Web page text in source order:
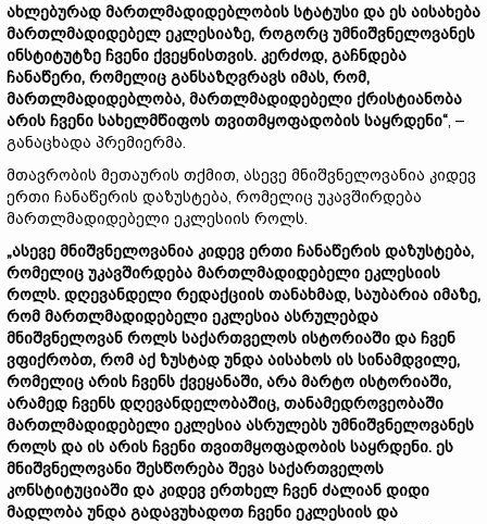
ახლებურად მართლმადიდებლობის სტატუსი და ეს აისახება
მართლმადიდებელ ეკლესიაზე, როგორც უმნიშვნელოვანეს
ინსტიტუტზე ჩვენი ქვეყნისთვის. კერძოდ, გაჩნდება
ჩანაწერი, რომელიც განსაზღვრავს იმას, რომ,
მართლმადიდებლობა, მართლმადიდებელი ქრისტიანობა
არის ჩვენი სახელმწიფოს თვითმყოფადობის საყრდენი“, –
განაცხადა პრემიერმა.
მთავრობის მეთაურის თქმით, ასევე მნიშვნელოვანია კიდევ
ერთი ჩანაწერის დაზუსტება, რომელიც უკავშირდება
მართლმადიდებელი ეკლესიის როლს.
„ასევე მნიშვნელოვანია კიდევ ერთი ჩანაწერის დაზუსტება,
რომელიც უკავშირდება მართლმადიდებელი ეკლესიის
როლს. დღევანდელი რედაქციის თანახმად, საუბარია იმაზე,
რომ მართლმადიდებელი ეკლესია ასრულებდა
მნიშვნელოვან როლს საქართველოს ისტორიაში და ჩვენ
ვფიქრობთ, რომ აქ ზუსტად უნდა აისახოს ის სინამდვილე,
რომელიც არის ჩვენს ქვეყანაში, არა მარტო ისტორიაში,
არამედ ჩვენს დღევანდელობაშიც, თანამედროვეობაში
მართლმადიდებელი ეკლესია ასრულებს უმნიშვნელოვანეს
როლს და ის არის ჩვენი თვითმყოფადობის საყრდენი. ეს
მნიშვნელოვანი შესწორება შევა საქართველოს
კონსტიტუციაში და კიდევ ერთხელ ჩვენ ძალიან დიდი
მადლობა უნდა გადავუხადოთ ჩვენი ეკლესიის და